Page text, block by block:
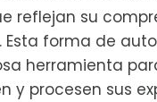
reflejan su
Esta forma de
herramienta
y procesen sus